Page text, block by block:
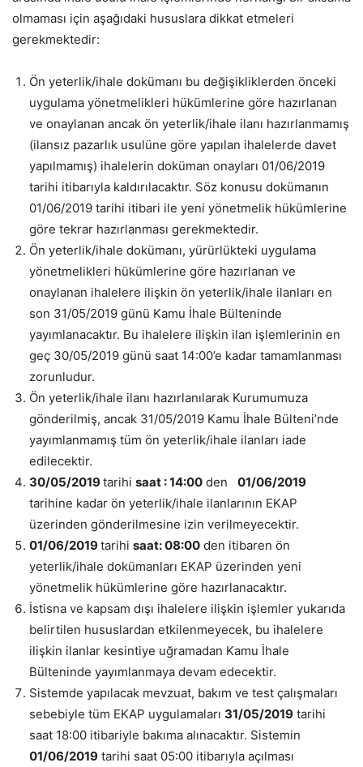
olmaması için aşağıdaki hususlara dikkat etmeleri
gerekmektedir:
Ön yeterlik/ihale dokümanı bu değişikliklerden önceki
uygulama yönetmelikleri hükümlerine göre hazırlanan
ve onaylanan ancak ön yeterlik/ihale ilanı hazırlanmamış
(ilansız pazarlık usulüne göre yapılan ihalelerde davet
yapılmamış) ihalelerin doküman onayları 01/06/2019
tarihi itibarıyla kaldırılacaktır. Söz konusu dokümanın
01/06/2019 tarihi itibari ile yeni yönetmelik hükümlerine
göre tekrar hazırlanması gerekmektedir.
Ön yeterlik/ihale dokümanı, yürürlükteki uygulama
yönetmelikleri hükümlerine göre hazırlanan ve
onaylanan ihalelere ilişkin ön yeterlik/ihale ilanları en
son 31/05/2019 günü Kamu İhale Bülteninde
yayımlanacaktır. Bu ihalelere ilişkin ilan işlemlerinin en
geç 30/05/2019 günü saat 14:00’e kadar tamamlanması
zorunludur.
Ön yeterlik/ihale ilanı hazırlanılarak Kurumumuza
gönderilmiş, ancak 31/05/2019 Kamu İhale Bülteni’nde
yayımlanmamış tüm ön yeterlik/ihale ilanları iade
edilecektir.
30/05/2019tarihi saat : 14:00 den 01/06/2019
tarihine kadar ön yeterlik/ihale ilanlarının EKAP
üzerinden gönderilmesine izin verilmeyecektir.
01/06/2019tarihi saat: 08:00 den itibaren ön
yeterlik/ihale dokümanları EKAP üzerinden yeni
yönetmelik hükümlerine göre hazırlanacaktır.
İstisna ve kapsam dışı ihalelere ilişkin işlemler yukarıda
belirtilen hususlardan etkilenmeyecek, bu ihalelere
ilişkin ilanlar kesintiye uğramadan Kamu İhale
Bülteninde yayımlanmaya devam edecektir.
Sistemde yapılacak mevzuat, bakım ve test çalışmaları
sebebiyle tüm EKAP uygulamaları 31/05/2019 tarihi
saat 18:00 itibariyle bakıma alınacaktır. Sistemin
01/06/2019 tarihi saat 05:00 itibarıyla açılması